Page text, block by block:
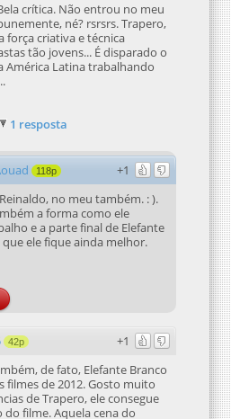
crítica. Não entrou no meu
né? rsrsrs. Trapero,
força criativa e técnica
tão jovens... É disparado o
América Latina trabalhando
1 resposta
+1
118p
no meu também. : ).
a forma como ele
e a parte final de Elefante
que ele fique ainda melhor.
+1
42p
de fato, Elefante Branco
filmes de 2012. Gosto muito
de Trapero, ele consegue
filme. Aquela cena do